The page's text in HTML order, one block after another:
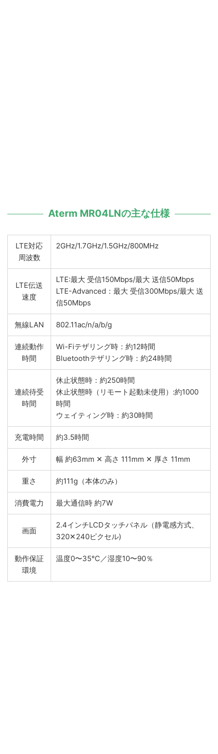
Aterm MR04LNの主な仕様
LTE対応
周波数
2GHz/1.7GHz/1.5GHz/800MHz
LTE伝送
速度
LTE:最大 受信150Mbps/最大 送信50Mbps
LTE-Advanced：最大 受信300Mbps/最大 送
信50Mbps
無線LAN 802.11ac/n/a/b/g
連続動作
時間
Wi-Fiテザリング時：約12時間
Bluetoothテザリング時：約24時間
連続待受
時間
休止状態時：約250時間
休止状態時（リモート起動未使用）:約1000
時間
ウェイティング時：約30時間
充電時間 約3.5時間
外寸 幅 約63mm ✕ 高さ 111mm ✕ 厚さ 11mm
重さ 約111g（本体のみ）
消費電力 最大通信時 約7W
画面
2.4インチLCDタッチパネル（静電感方式、
320✕240ピクセル)
動作保証
環境
温度0〜35℃／湿度10〜90％